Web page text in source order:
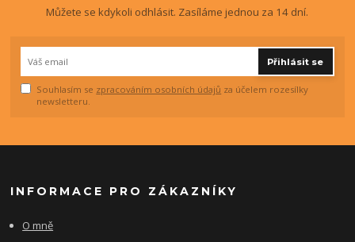
Můžete se kdykoli odhlásit. Zasíláme jednou za 14 dní.
Přihlásit se
Souhlasím se zpracováním osobních údajů za účelem rozesílky
newsletteru.
INFORMACE PRO ZÁKAZNÍKY
O mně